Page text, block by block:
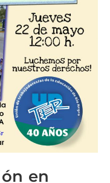
en